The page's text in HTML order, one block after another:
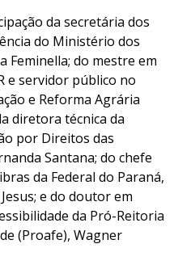
da secretária dos
do Ministério dos
Feminella; do mestre em
e servidor público no
e Reforma Agrária
diretora técnica da
por Direitos das
Santana; do chefe
da Federal do Paraná,
e do doutor em
da Pró-Reitoria
(Proafe), Wagner